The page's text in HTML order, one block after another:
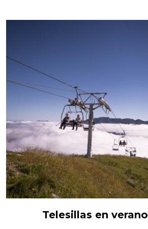
Telesillas en verano